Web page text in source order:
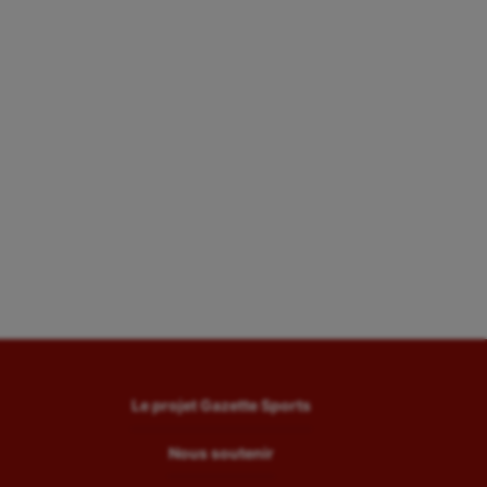
Le projet Gazette Sports
Nous soutenir